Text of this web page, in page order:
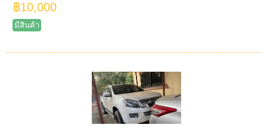
฿10,000
มีสินค้า